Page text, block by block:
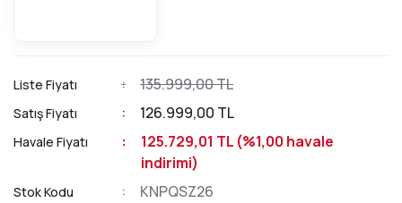
Liste Fiyatı 135.999,00 TL
Satış Fiyatı 126.999,00 TL
Havale Fiyatı
125.729,01 TL (%1,00 havale
indirimi)
Stok Kodu KNPQSZ26